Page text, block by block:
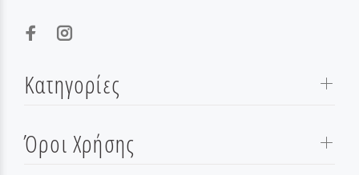
Κατηγορίες
Όροι Χρήσης